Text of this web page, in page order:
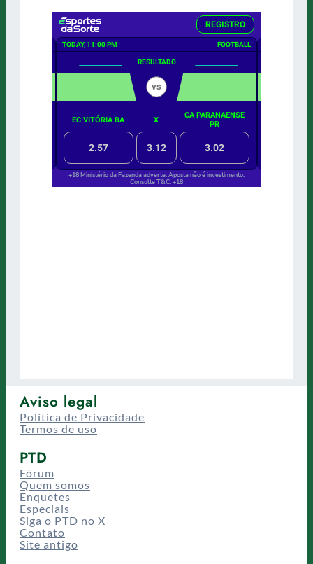
Aviso legal
Política de Privacidade
Termos de uso
PTD
Fórum
Quem somos
Enquetes
Especiais
Siga o PTD no X
Contato
Site antigo